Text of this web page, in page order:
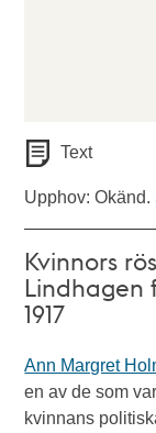
Text
Upphov: Okänd.
Kvinnors
Lindhagen
1917
Ann Margret
en av de som
kvinnans